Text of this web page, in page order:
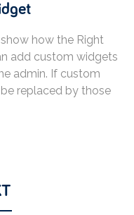
how the Right
add custom widgets
admin. If custom
replaced by those